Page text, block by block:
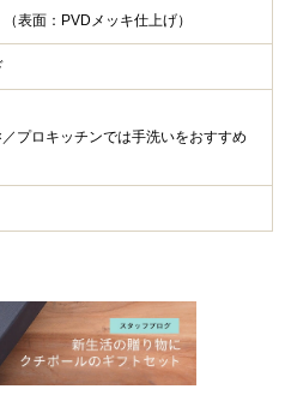
表面：PVDメッキ仕上げ）
／プロキッチンでは手洗いをおすすめ